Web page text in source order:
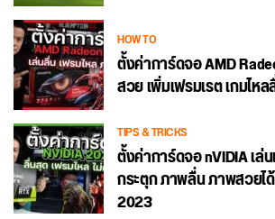
HOW TO
ตั้งค่าการ์ดจอ AMD
สวย เพิ่มเฟรมเรต เกมไห
TIPS & TRICKS
ตั้งค่าการ์ดจอ nVIDIA เล่
กระตุก ภาพลื่น ภาพสวยไ
2023